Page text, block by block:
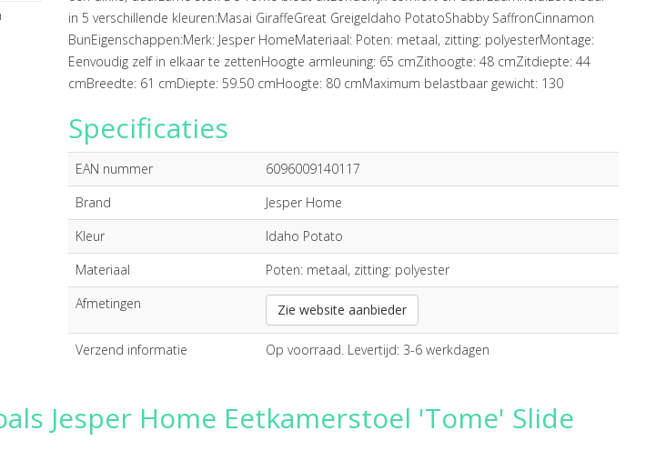
in 5 verschillende kleuren:Masai GiraffeGreat GreigeIdaho PotatoShabby SaffronCinnamon
BunEigenschappen:Merk: Jesper HomeMateriaal: Poten: metaal, zitting: polyesterMontage:
Eenvoudig zelf in elkaar te zettenHoogte armleuning: 65 cmZithoogte: 48 cmZitdiepte: 44
cmBreedte: 61 cmDiepte: 59.50 cmHoogte: 80 cmMaximum belastbaar gewicht: 130
Specificaties
EAN nummer
6096009140117
Brand
Jesper Home
Kleur
Idaho Potato
Materiaal
Poten: metaal, zitting: polyester
Afmetingen
Zie website aanbieder
Verzend informatie Op voorraad. Levertijd: 3-6 werkdagen
Jesper Home Eetkamerstoel 'Tome' Slide